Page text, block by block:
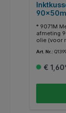
* 9071M
afmeting
olie (voor
Art. Nr.:
€